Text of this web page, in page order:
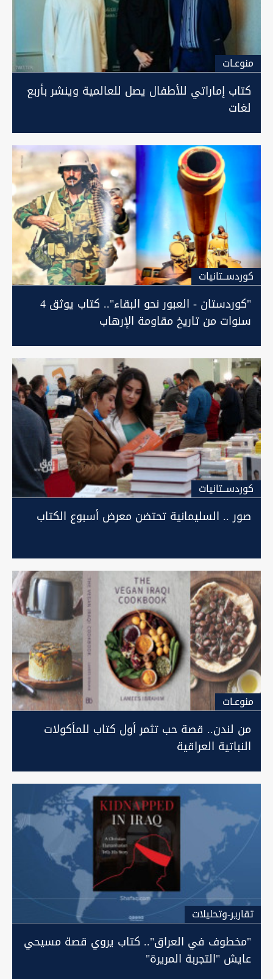
منوعـات
كتاب إماراتي للأطفال يصل للعالمية وينشر بأربع
لغات
كوردســتانيات
"كوردستان - العبور نحو البقاء".. كتاب يوثق 4
سنوات من تاريخ مقاومة الإرهاب
كوردســتانيات
صور .. السليمانية تحتضن معرض أسبوع الكتاب
منوعـات
من لندن.. قصة حب تثمر أول كتاب للمأكولات
النباتية العراقية
تقارير-وتحليلات
"مخطوف في العراق".. كتاب يروي قصة مسيحي
عايش "التجربة المريرة"